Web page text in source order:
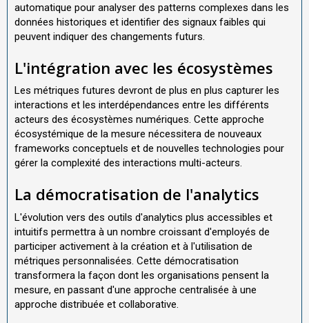
automatique pour analyser des patterns complexes dans les
données historiques et identifier des signaux faibles qui
peuvent indiquer des changements futurs.
L'intégration avec les écosystèmes
Les métriques futures devront de plus en plus capturer les
interactions et les interdépendances entre les différents
acteurs des écosystèmes numériques. Cette approche
écosystémique de la mesure nécessitera de nouveaux
frameworks conceptuels et de nouvelles technologies pour
gérer la complexité des interactions multi-acteurs.
La démocratisation de l'analytics
L'évolution vers des outils d'analytics plus accessibles et
intuitifs permettra à un nombre croissant d'employés de
participer activement à la création et à l'utilisation de
métriques personnalisées. Cette démocratisation
transformera la façon dont les organisations pensent la
mesure, en passant d'une approche centralisée à une
approche distribuée et collaborative.